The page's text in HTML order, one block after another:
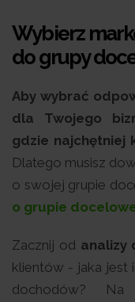
Wybierz
do grupy
Aby wybrać
dla Twojego
gdzie najchętniej
Dlatego musisz
o swojej grupie
o grupie
Zacznij od analizy
klientów - jaka jest
dochodów? Na